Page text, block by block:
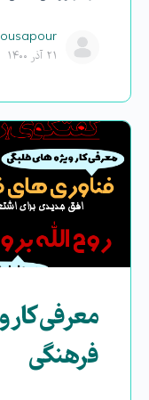
۲۱ آذر ۱۴۰۰
معرفی
فرهنگی